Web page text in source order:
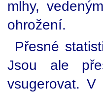
mlhy,
ohrožení.
Přesné
Jsou ale
vsugerovat.